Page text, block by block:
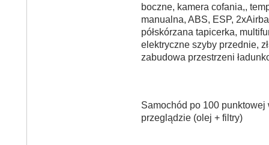
boczne, kamera cofania,,
manualna, ABS, ESP,
półskórzana tapicerka,
elektryczne szyby przednie,
zabudowa przestrzeni
Samochód po 100 punktowej
przeglądzie (olej + filtry)